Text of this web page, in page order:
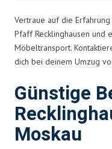
Vertraue auf die
Pfaff Recklinghausen und
Möbeltransport.
dich bei deinem Umzug
Günstige
Moskau